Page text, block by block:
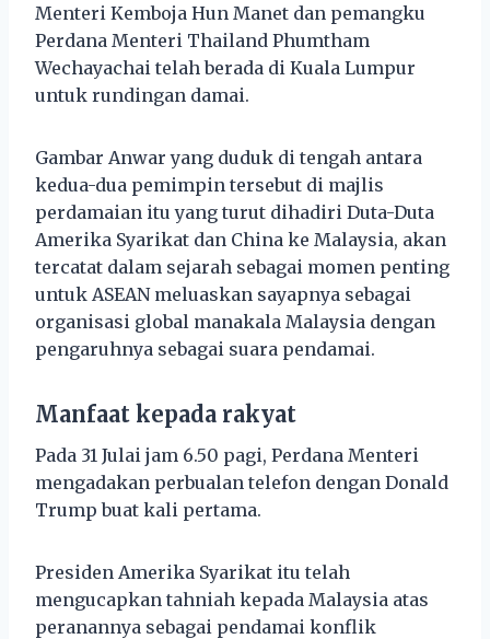
Menteri Kemboja Hun Manet dan pemangku
Perdana Menteri Thailand Phumtham
Wechayachai telah berada di Kuala Lumpur
untuk rundingan damai.
Gambar Anwar yang duduk di tengah antara
kedua-dua pemimpin tersebut di majlis
perdamaian itu yang turut dihadiri Duta-Duta
Amerika Syarikat dan China ke Malaysia, akan
tercatat dalam sejarah sebagai momen penting
untuk ASEAN meluaskan sayapnya sebagai
organisasi global manakala Malaysia dengan
pengaruhnya sebagai suara pendamai.
Manfaat kepada rakyat
Pada 31 Julai jam 6.50 pagi, Perdana Menteri
mengadakan perbualan telefon dengan Donald
Trump buat kali pertama.
Presiden Amerika Syarikat itu telah
mengucapkan tahniah kepada Malaysia atas
peranannya sebagai pendamai konflik